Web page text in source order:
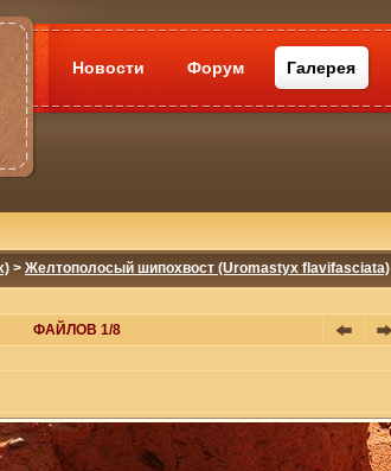
Новости Форум Галерея
> Желтополосый шипохвост (Uromastyx flavifasciata)
ФАЙЛОВ 1/8